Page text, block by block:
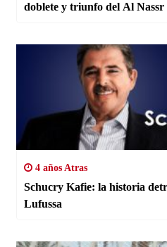
doblete y triunfo del Al
4 años Atras
Schucry Kafie: la historia
Lufussa